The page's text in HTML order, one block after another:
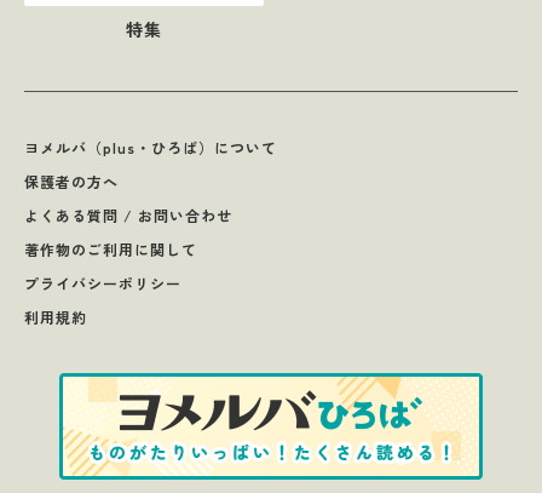
特集
ヨメルバ（plus・ひろば）について
保護者の方へ
よくある質問 / お問い合わせ
著作物のご利用に関して
プライバシーポリシー
利用規約